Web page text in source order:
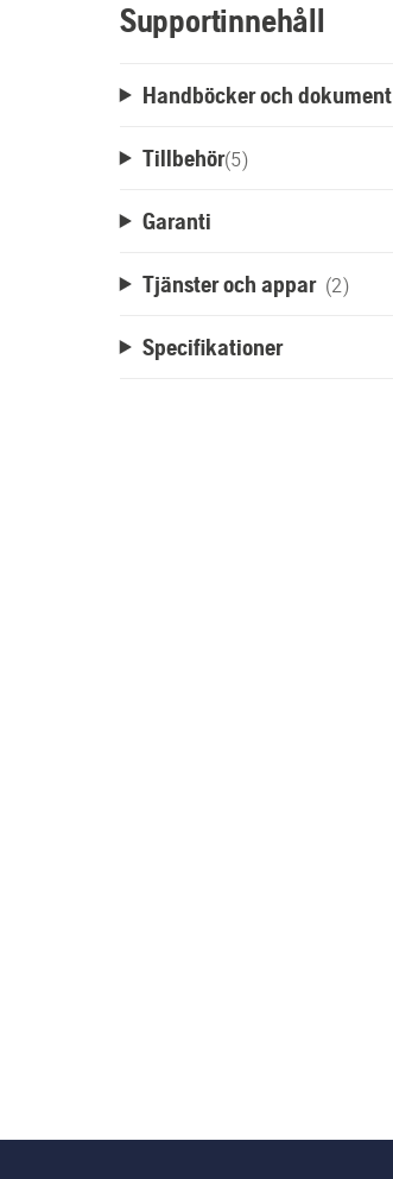
Supportinnehåll
Handböcker och dokument
Tillbehör(5)
Garanti
Tjänster och appar (2)
Specifikationer